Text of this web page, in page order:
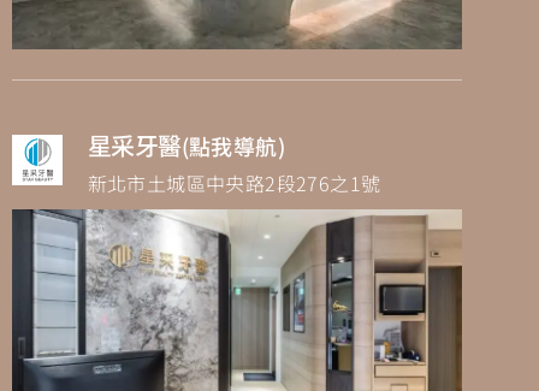
星采牙醫(點我導航)
新北市土城區中央路2段276之1號